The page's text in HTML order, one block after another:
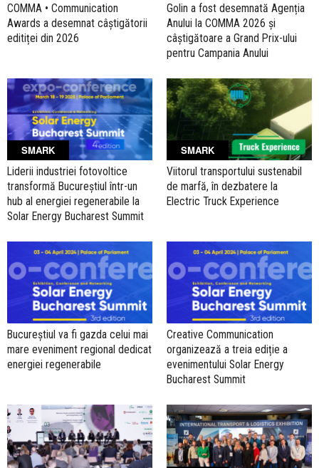
COMMA • Communication
Awards a desemnat câștigătorii
editiței din 2026
Golin a fost desemnată Agenția
Anului la COMMA 2026 și
câștigătoare a Grand Prix-ului
pentru Campania Anului
SMARK
Liderii industriei fotovoltice
transformă Bucureștiul într-un
hub al energiei regenerabile la
Solar Energy Bucharest Summit
SMARK
Viitorul transportului sustenabil
de marfă, în dezbatere la
Electric Truck Experience
Bucureștiul va fi gazda celui mai
mare eveniment regional dedicat
energiei regenerabile
Creative Communication
organizează a treia ediție a
evenimentului Solar Energy
Bucharest Summit